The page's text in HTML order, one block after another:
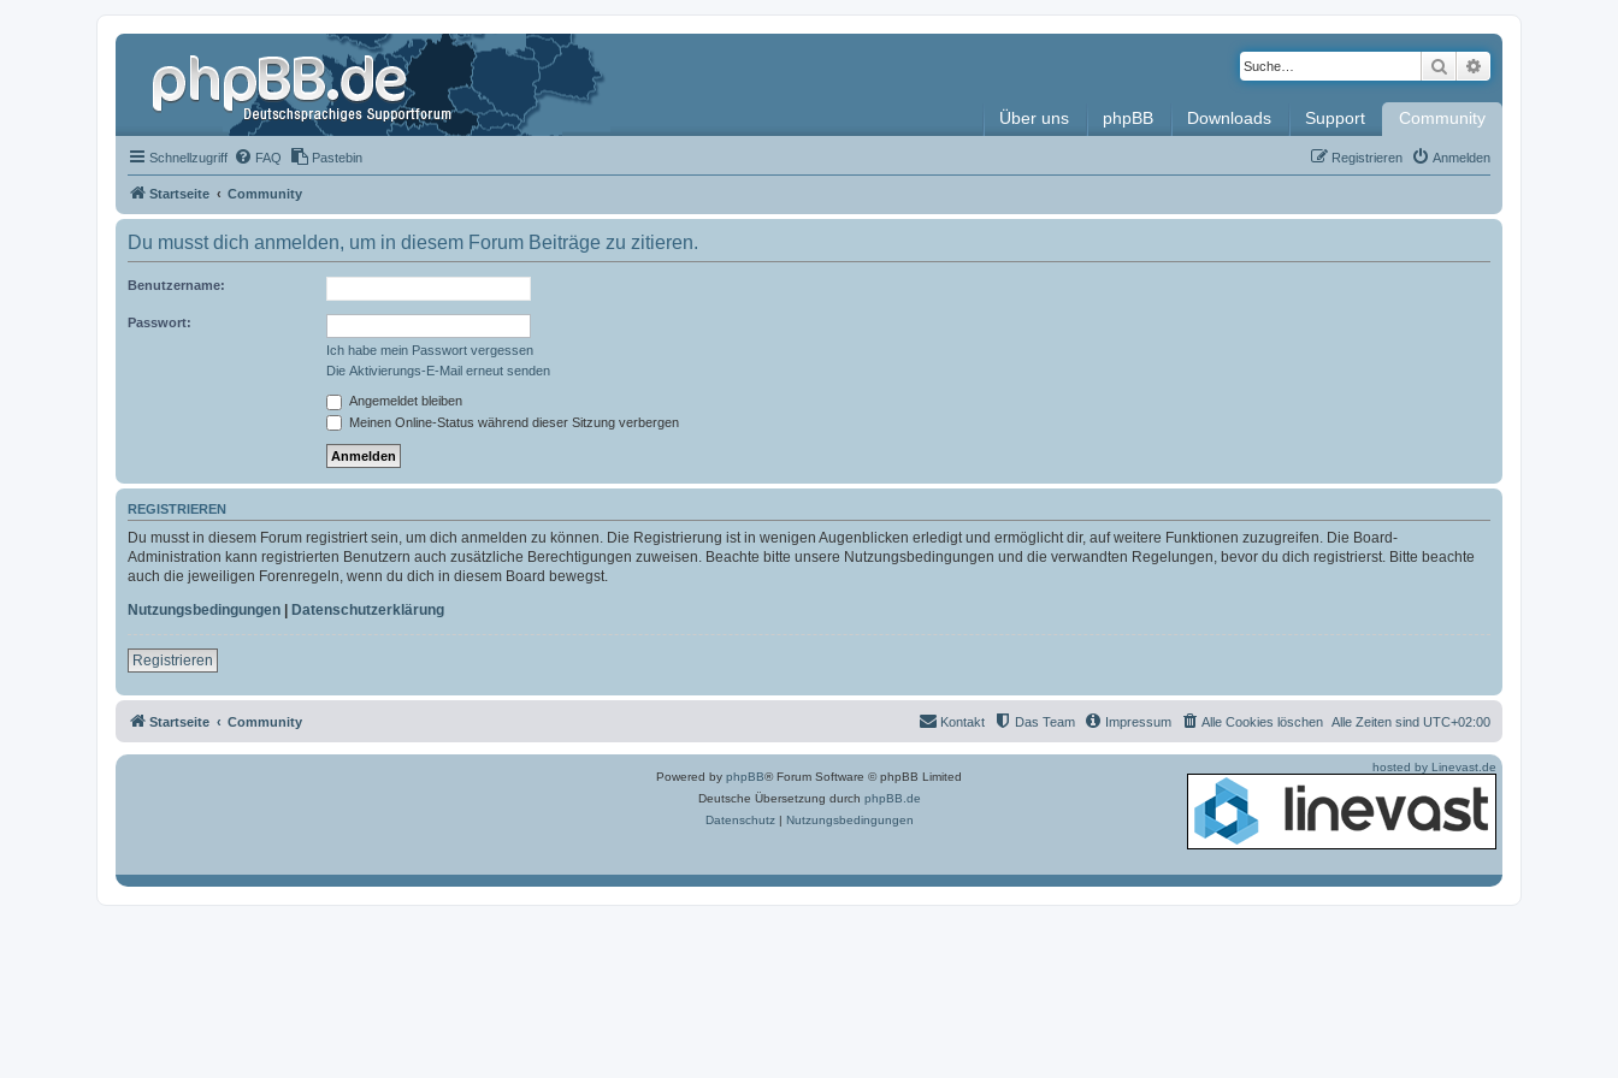
Suche
Über uns phpBB Downloads Support Community
Schnellzugriff FAQ Pastebin Anmelden
Registrieren
Startseite Community
Du musst dich anmelden, um in diesem Forum Beiträge zu zitieren.
Benutzername:
Passwort:
Ich habe mein Passwort vergessen
Die Aktivierungs-E-Mail erneut senden
Angemeldet bleiben
Meinen Online-Status während dieser Sitzung verbergen
REGISTRIEREN
Du musst in diesem Forum registriert sein, um dich anmelden zu können. Die Registrierung ist in wenigen Augenblicken erledigt und ermöglicht dir, auf weitere Funktionen zuzugreifen. Die Board-
Administration kann registrierten Benutzern auch zusätzliche Berechtigungen zuweisen. Beachte bitte unsere Nutzungsbedingungen und die verwandten Regelungen, bevor du dich registrierst. Bitte beachte
auch die jeweiligen Forenregeln, wenn du dich in diesem Board bewegst.
Nutzungsbedingungen | Datenschutzerklärung
Registrieren
Startseite Community Alle Zeiten sind UTC+02:00
Alle Cookies löschen
Impressum
Das Team
Kontakt
Powered by phpBB® Forum Software © phpBB Limited
Deutsche Übersetzung durch phpBB.de
Datenschutz| Nutzungsbedingungen
hosted by Linevast.de